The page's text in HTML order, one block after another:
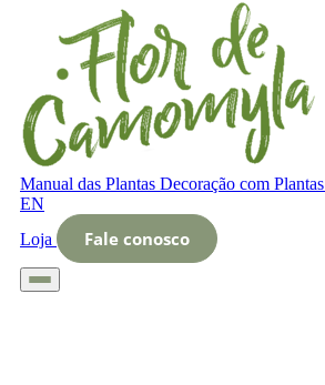
Manual das Plantas Decoração com Plantas
EN
Loja
Fale conosco